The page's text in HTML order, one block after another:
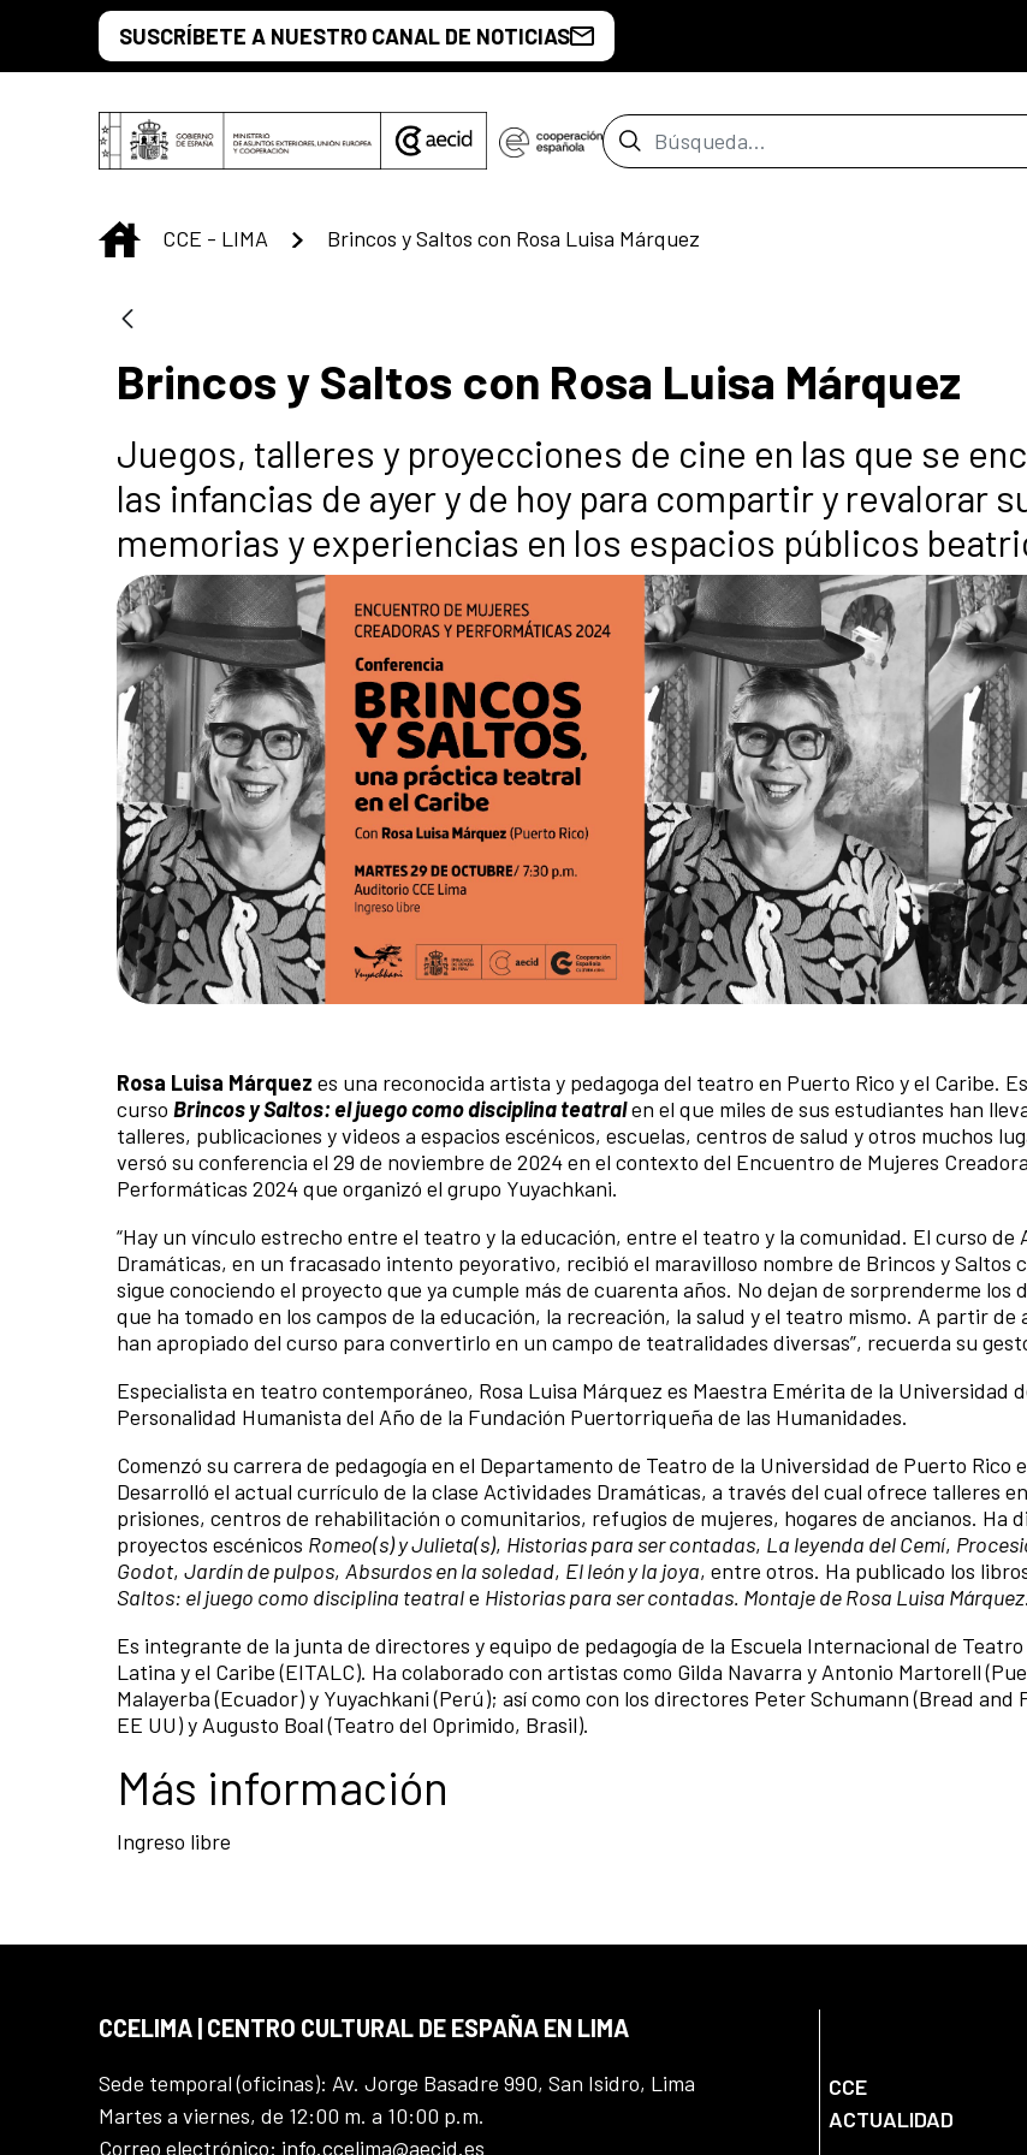
Saltar al contenido principal
SUSCRÍBETE A NUESTRO CANAL DE NOTICIAS
Barra de búsqueda
INICIO
CCE - LIMA Brincos y Saltos con Rosa Luisa Márquez
Brincos y Saltos con Rosa Luisa Márquez
Juegos, talleres y proyecciones de cine en las que se
las infancias de ayer y de hoy para compartir y revalorar
memorias y experiencias en los espacios públicos
Rosa Luisa Márquez es una reconocida artista y pedagoga del teatro en Puerto Rico y el Caribe.
curso Brincos y Saltos: el juego como disciplina teatralen el que miles de sus estudiantes han
talleres, publicaciones y videos a espacios escénicos, escuelas, centros de salud y otros muchos
versó su conferencia el 29 de noviembre de 2024 en el contexto del Encuentro de Mujeres
Performáticas 2024 que organizó el grupo Yuyachkani.
“Hay un vínculo estrecho entre el teatro y la educación, entre el teatro y la comunidad. El curso de
Dramáticas, en un fracasado intento peyorativo, recibió el maravilloso nombre de Brincos y Saltos
sigue conociendo el proyecto que ya cumple más de cuarenta años. No dejan de sorprenderme los
que ha tomado en los campos de la educación, la recreación, la salud y el teatro mismo. A partir de
han apropiado del curso para convertirlo en un campo de teatralidades diversas”, recuerda su
Especialista en teatro contemporáneo, Rosa Luisa Márquez es Maestra Emérita de la Universidad
Personalidad Humanista del Año de la Fundación Puertorriqueña de las Humanidades.
Comenzó su carrera de pedagogía en el Departamento de Teatro de la Universidad de Puerto Rico
Desarrolló el actual currículo de la clase Actividades Dramáticas, a través del cual ofrece talleres
prisiones, centros de rehabilitación o comunitarios, refugios de mujeres, hogares de ancianos. Ha
proyectos escénicos Romeo(s) y Julieta(s), Historias para ser contadas, La leyenda del Cemí,
Godot, Jardín de pulpos, Absurdos en la soledad, El león y la joya, entre otros. Ha publicado los
Saltos: el juego como disciplina teatrale Historias para ser contadas. Montaje de Rosa Luisa Márquez.
Es integrante de la junta de directores y equipo de pedagogía de la Escuela Internacional de
Latina y el Caribe (EITALC). Ha colaborado con artistas como Gilda Navarra y Antonio Martorell
Malayerba (Ecuador) y Yuyachkani (Perú); así como con los directores Peter Schumann (Bread and
EE UU) y Augusto Boal (Teatro del Oprimido, Brasil).
Más información
Ingreso libre
CCELIMA | CENTRO CULTURAL DE ESPAÑA EN LIMA
Sede temporal (oficinas): Av. Jorge Basadre 990, San Isidro, Lima
Martes a viernes, de 12:00 m. a 10:00 p.m.
Correo electrónico: info.ccelima@aecid.es
CCE
ACTUALIDAD